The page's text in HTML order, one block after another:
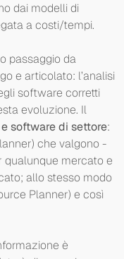
dai modelli di
a costi/tempi.
passaggio da
e articolato: l’analisi
software corretti
evoluzione. Il
software di settore:
che valgono -
qualunque mercato e
allo stesso modo
Planner) e così
è